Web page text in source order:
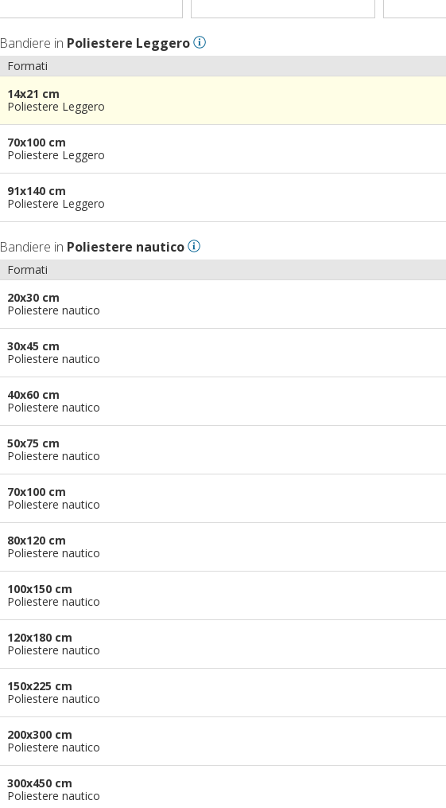
Bandiere in Poliestere Leggero
Formati
14x21 cm
Poliestere Leggero
70x100 cm
Poliestere Leggero
91x140 cm
Poliestere Leggero
Bandiere in Poliestere nautico
Formati
20x30 cm
Poliestere nautico
30x45 cm
Poliestere nautico
40x60 cm
Poliestere nautico
50x75 cm
Poliestere nautico
70x100 cm
Poliestere nautico
80x120 cm
Poliestere nautico
100x150 cm
Poliestere nautico
120x180 cm
Poliestere nautico
150x225 cm
Poliestere nautico
200x300 cm
Poliestere nautico
300x450 cm
Poliestere nautico